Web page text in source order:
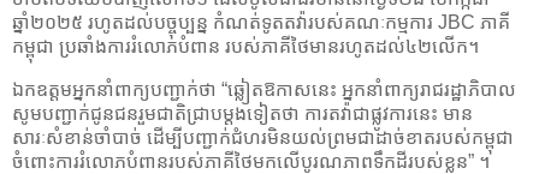
ឆ្នាំ២០២៥ រហូតដល់បច្ចុប្បន្ន កំណត់ទូតតវ៉ារបស់គណៈកម្មការ JBC ភាគី
កម្ពុជា ប្រឆាំងការរំលោភបំពាន របស់ភាគីថៃមានរហូតដល់៤២លើក។
ឯកឧត្តមអ្នកនាំពាក្យបញ្ជាក់ថា “ឆ្លៀតឱកាសនេះ អ្នកនាំពាក្យរាជរដ្ឋាភិបាល
សូមបញ្ជាក់ជូនជនរួមជាតិជ្រាបម្តងទៀតថា ការតវ៉ាជាផ្លូវការនេះ មាន
សារៈសំខាន់ចាំបាច់ ដើម្បីបញ្ជាក់ជំហរមិនយល់ព្រមជាដាច់ខាតរបស់កម្ពុជា
ចំពោះការរំលោភបំពានរបស់ភាគីថៃមកលើបូរណភាពទឹកដីរបស់ខ្លួន” ។